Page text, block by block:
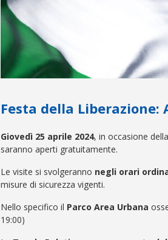
Festa della
Giovedì 25 aprile 2024, in occasione della
saranno aperti gratuitamente.
Le visite si svolgeranno negli orari
misure di sicurezza vigenti.
Nello specifico il Parco Area Urbana
19:00)